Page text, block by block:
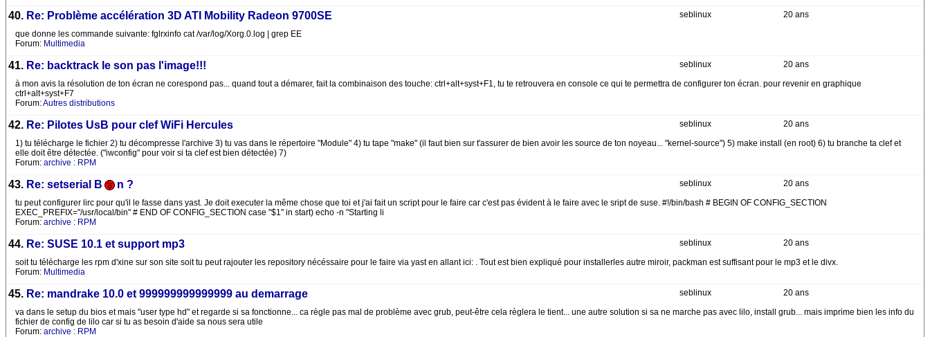
20 ans
seblinux
40. Re: Problème accélération 3D ATI Mobility Radeon 9700SE
que donne les commande suivante: fglrxinfo cat /var/log/Xorg.0.log | grep EE
Forum: Multimedia
20 ans
seblinux
41. Re: backtrack le son pas l'image!!!
à mon avis la résolution de ton écran ne corespond pas... quand tout a démarer, fait la combinaison des touche: ctrl+alt+syst+F1, tu te retrouvera en console ce qui te permettra de configurer ton écran. pour revenir en graphique
ctrl+alt+syst+F7
Forum:Autres distributions
20 ans
seblinux
42. Re: Pilotes UsB pour clef WiFi Hercules
1) tu télécharge le fichier 2) tu décompresse l'archive 3) tu vas dans le répertoire "Module" 4) tu tape "make" (il faut bien sur t'assurer de bien avoir les source de ton noyeau... "kernel-source") 5) make install (en root) 6) tu branche ta clef et
elle doit être détectée. ("iwconfig" pour voir si ta clef est bien détectée) 7)
Forum: archive : RPM
20 ans
seblinux
43. Re: setserial B n ?
tu peut configurer lirc pour qu'il le fasse dans yast. Je doit executer la même chose que toi et j'ai fait un script pour le faire car c'est pas évident à le faire avec le sript de suse. #!/bin/bash # BEGIN OF CONFIG_SECTION
EXEC_PREFIX="/usr/local/bin" # END OF CONFIG_SECTION case "$1" in start) echo -n "Starting li
Forum: archive : RPM
20 ans
seblinux
44. Re: SUSE 10.1 et support mp3
soit tu télécharge les rpm d'xine sur son site soit tu peut rajouter les repository nécéssaire pour le faire via yast en allant ici: . Tout est bien expliqué pour installerles autre miroir, packman est suffisant pour le mp3 et le divx.
Forum: Multimedia
20 ans
seblinux
45. Re: mandrake 10.0 et 999999999999999 au demarrage
va dans le setup du bios et mais "user type hd" et regarde si sa fonctionne... ca règle pas mal de problème avec grub, peut-être cela règlera le tient... une autre solution si sa ne marche pas avec lilo, install grub... mais imprime bien les info du
fichier de config de lilo car si tu as besoin d'aide sa nous sera utile
Forum: archive : RPM